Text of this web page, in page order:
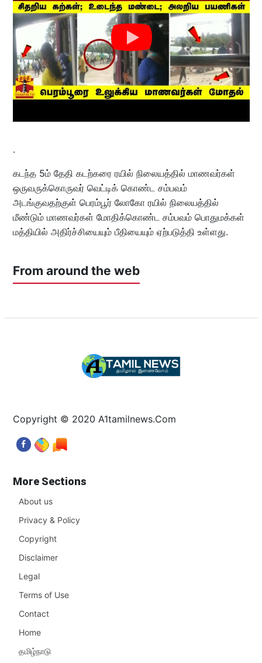
.
கடந்த 5ம் தேதி கடற்கரை ரயில் நிலையத்தில் மாணவர்கள்
ஒருவருக்கொருவர் வெட்டிக் கொண்ட சம்பவம்
அடங்குவதற்குள் பெரம்பூர் லோகோ ரயில் நிலையத்தில்
மீண்டும் மாணவர்கள் மோதிக்கொண்ட சம்பவம் பொதுமக்கள்
மத்தியில் அதிர்ச்சியையும் பீதியையும் ஏற்படுத்தி உள்ளது.
From around the web
Copyright © 2020 A1tamilnews.Com
More Sections
About us
Privacy & Policy
Copyright
Disclaimer
Legal
Terms of Use
Contact
Home
தமிழ்நாடு